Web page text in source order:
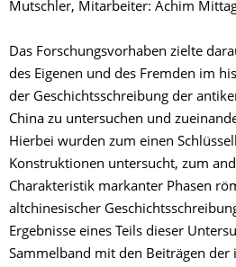
Mutschler, Mitarbeiter: Achim
Das Forschungsvorhaben zielte
des Eigenen und des Fremden im
der Geschichtsschreibung der
China zu untersuchen und
Hierbei wurden zum einen
Konstruktionen untersucht, zum
Charakteristik markanter Phasen
altchinesischer
Ergebnisse eines Teils dieser
Sammelband mit den Beiträgen der